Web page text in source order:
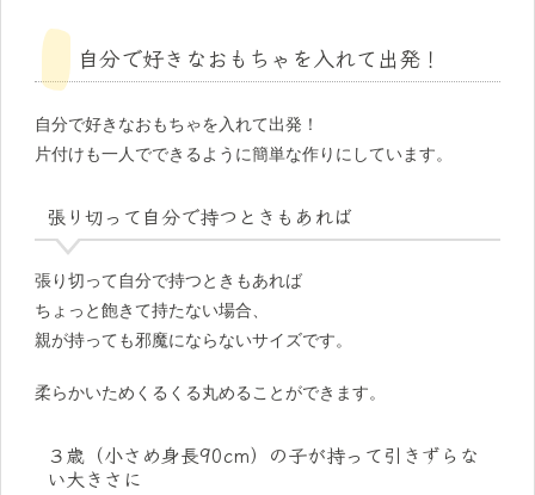
自分で好きなおもちゃを入れて出発！
自分で好きなおもちゃを入れて出発！
片付けも一人でできるように簡単な作りにしています。
張り切って自分で持つときもあれば
張り切って自分で持つときもあれば
ちょっと飽きて持たない場合、
親が持っても邪魔にならないサイズです。
柔らかいためくるくる丸めることができます。
３歳（小さめ身長90cm）の子が持って引きずらな
い大きさに